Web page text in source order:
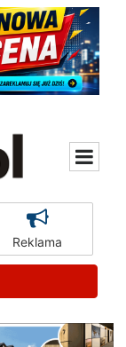
Reklama